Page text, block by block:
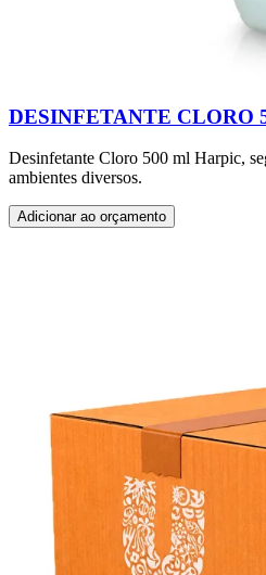
DESINFETANTE CLORO
Desinfetante Cloro 500 ml Harpic,
ambientes diversos.
Adicionar ao orçamento